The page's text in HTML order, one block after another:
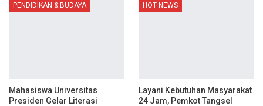
PENDIDIKAN & BUDAYA
Mahasiswa Universitas
Presiden Gelar Literasi
HOT NEWS
Layani Kebutuhan Masyarakat
24 Jam, Pemkot Tangsel